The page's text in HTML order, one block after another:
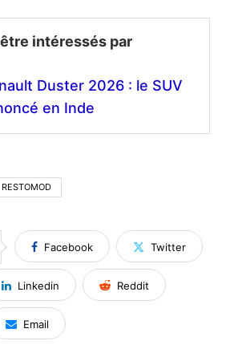
intéressés par
Duster 2026 : le SUV
en Inde
RESTOMOD
Facebook Twitter
Linkedin Reddit
Email